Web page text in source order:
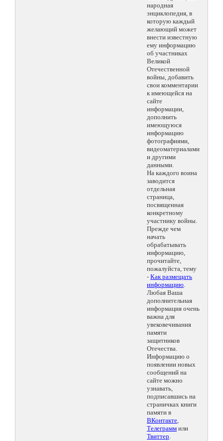
народная
энциклопедия, в
которую каждый
желающий может
внести известную
ему информацию
об участниках
Великой
Отечественной
войны, добавить
свои комментарии
к имеющейся на
сайте
информации,
дополнить
имеющуюся
информацию
фотографиями,
видеоматериалами
и другими
данными.
На каждого воина
заводится
отдельная
страница,
посвященная
конкретному
участнику войны.
Прежде чем
начать
обрабатывать
информацию,
прочитайте,
пожалуйста, тему
- Как размещать
информацию.
Любая Ваша
дополнительная
информация очень
важна для
увековечивания
памяти
защитников
Отечества.
Информацию о
появлении новых
сообщений на
сайте можно
узнавать,
подписавшись на
страничках книги
памяти в
ВКонтакте,
Телеграмм или
Твиттер.